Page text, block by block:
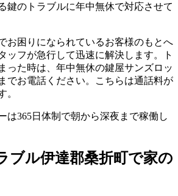
鍵のトラブルに年中無休で対応させて
お困りになられているお客様のもとへ
ッフが急行して迅速に解決します。ト
った時は、年中無休の鍵屋サンズロッ
でお電話ください。こちらは通話料が
。
は365日体制で朝から深夜まで稼働し
伊達郡桑折町で家の